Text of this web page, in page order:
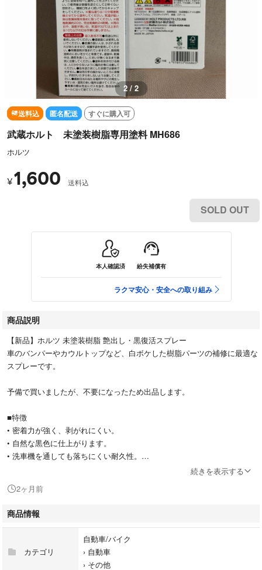
2 / 2
送料込 匿名配送 すぐに購入可
武蔵ホルト 未塗装樹脂専用塗料 MH686
ホルツ
¥1,600 送料込
SOLD OUT
本人確認済 紛失補償有
ラクマ安心・安全への取り組み
商品説明
【新品】ホルツ 未塗装樹脂 艶出し・黒復活スプレー
車のバンパーやカウルトップなど、白ボケした樹脂パーツの補修に最適な
スプレーです。
予備で買いましたが、不要になったため出品します。
■特徴
• 密着力が強く、剥がれにくい。
• 自然な黒色に仕上がります。
• 洗車機を通しても落ちにくい耐久性。
メーカー：武蔵ホルト
#ホルツ
#自動車/バイク
#樹脂復活
続きを表示する
2ヶ月前
商品情報
カテゴリ
自動車/バイク
› 自動車
› その他